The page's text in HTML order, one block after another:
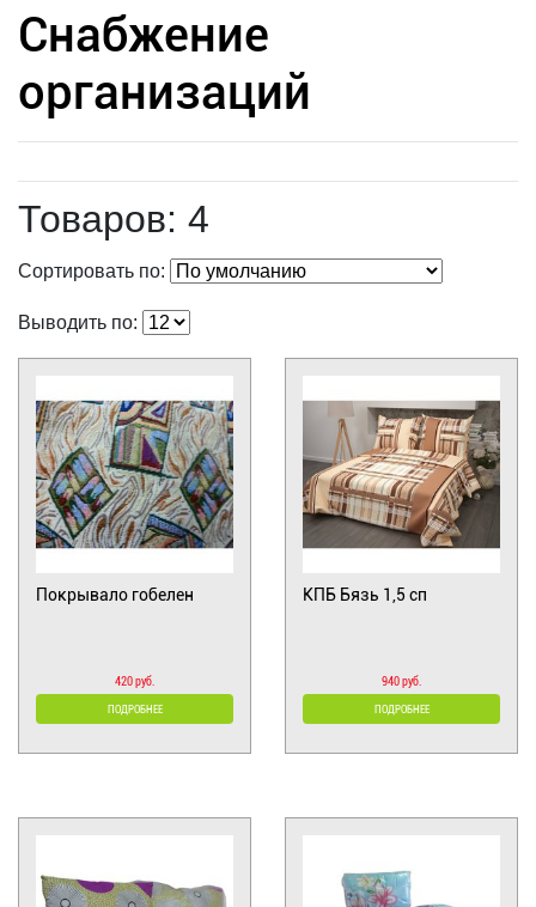
Снабжение
организаций
Товаров: 4
Сортировать по:
Выводить по:
Покрывало гобелен
420 руб.
ПОДРОБНЕЕ
КПБ Бязь 1,5 сп
940 руб.
ПОДРОБНЕЕ